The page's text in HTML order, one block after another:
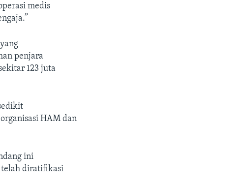
medis
penjara
123 juta
HAM dan
ini
telah diratifikasi